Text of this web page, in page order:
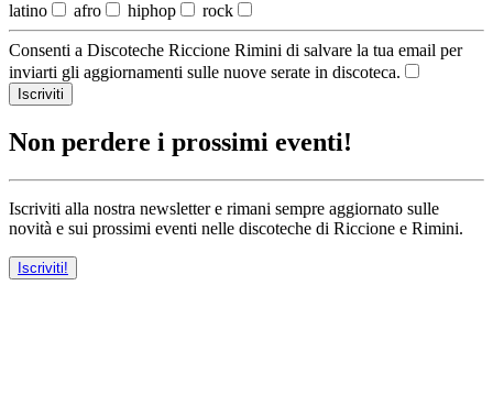
latino
afro hiphop rock
Consenti a Discoteche Riccione Rimini di salvare la tua email per
inviarti gli aggiornamenti sulle nuove serate in discoteca.
Iscriviti
Non perdere i prossimi eventi!
Iscriviti alla nostra newsletter e rimani sempre aggiornato sulle
novità e sui prossimi eventi nelle discoteche di Riccione e Rimini.
Iscriviti!